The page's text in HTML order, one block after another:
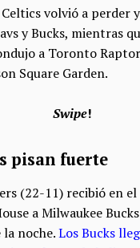
volvió a perder
y Bucks, mientras
a Toronto
Square Garden.
Swipe!
pisan fuerte
(22-11) recibió en el
a Milwaukee
noche.Los Bucks